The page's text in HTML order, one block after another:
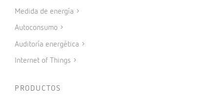
Medida de energía
Autoconsumo
Auditoría energética
Internet of Things
PRODUCTOS